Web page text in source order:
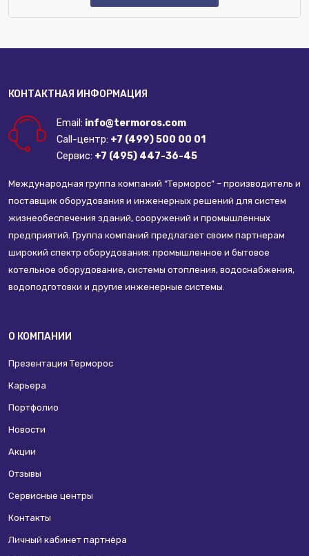
КОНТАКТНАЯ ИНФОРМАЦИЯ
Email: info@termoros.com
Call-центр: +7 (499) 500 00 01
Сервис: +7 (495) 447-36-45
Международная группа компаний “Терморос” – производитель и
поставщик оборудования и инженерных решений для систем
жизнеобеспечения зданий, сооружений и промышленных
предприятий. Группа компаний предлагает своим партнерам
широкий спектр оборудования: промышленное и бытовое
котельное оборудование, системы отопления, водоснабжения,
водоподготовки и другие инженерные системы.
О КОМПАНИИ
Презентация Терморос
Карьера
Портфолио
Новости
Акции
Отзывы
Сервисные центры
Контакты
Личный кабинет партнёра